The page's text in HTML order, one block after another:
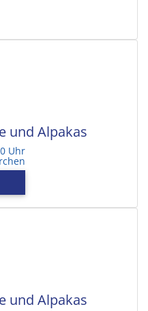
und Alpakas
Uhr
und Alpakas